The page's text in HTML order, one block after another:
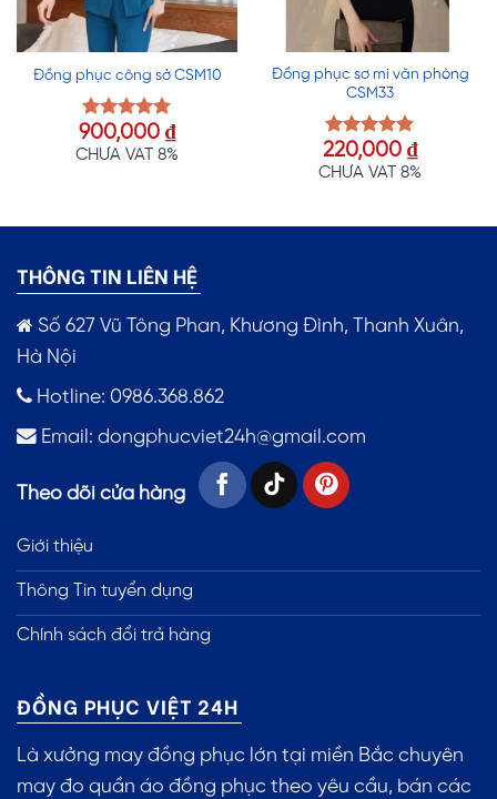
Đồng phục công sở CSM10
Được xếp
hạng5.00
900,000 ₫
CHƯA VAT 8%
Đồng phục sơ mi văn phòng
CSM33
Được xếp
hạng5.00
220,000 ₫
CHƯA VAT 8%
THÔNG TIN LIÊN HỆ
Số 627 Vũ Tông Phan, Khương Đình, Thanh Xuân,
Hà Nội
Hotline: 0986.368.862
Email: dongphucviet24h@gmail.com
Theo dõi cửa hàng
Giới thiệu
Thông Tin tuyển dụng
Chính sách đổi trả hàng
ĐỒNG PHỤC VIỆT 24H
Là xưởng may đồng phục lớn tại miền Bắc chuyên
may đo quần áo đồng phục theo yêu cầu, bán các